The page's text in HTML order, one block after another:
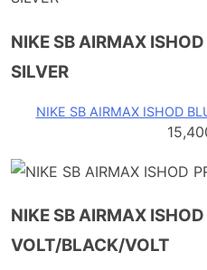
NIKE SB AIRMAX
SILVER
NIKE SB AIRMAX ISHOD
NIKE SB AIRMAX ISHOD
VOLT/BLACK/VOLT